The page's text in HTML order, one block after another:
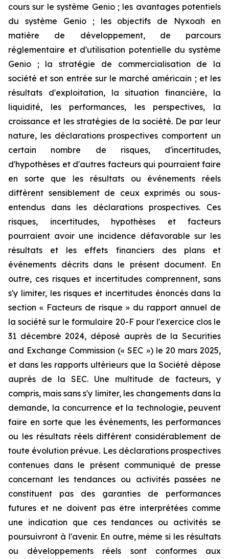
cours sur le système Genio ; les avantages potentiels
du système Genio ; les objectifs de Nyxoah en
matière de développement, de parcours
réglementaire et d'utilisation potentielle du système
Genio ; la stratégie de commercialisation de la
société et son entrée sur le marché américain ; et les
résultats d'exploitation, la situation financière, la
liquidité, les performances, les perspectives, la
croissance et les stratégies de la société. De par leur
nature, les déclarations prospectives comportent un
certain nombre de risques, d'incertitudes,
d'hypothèses et d'autres facteurs qui pourraient faire
en sorte que les résultats ou événements réels
diffèrent sensiblement de ceux exprimés ou sous-
entendus dans les déclarations prospectives. Ces
risques, incertitudes, hypothèses et facteurs
pourraient avoir une incidence défavorable sur les
résultats et les effets financiers des plans et
événements décrits dans le présent document. En
outre, ces risques et incertitudes comprennent, sans
s'y limiter, les risques et incertitudes énoncés dans la
section « Facteurs de risque » du rapport annuel de
la société sur le formulaire 20-F pour l'exercice clos le
31 décembre 2024, déposé auprès de la Securities
and Exchange Commission (« SEC ») le 20 mars 2025,
et dans les rapports ultérieurs que la Société dépose
auprès de la SEC. Une multitude de facteurs, y
compris, mais sans s'y limiter, les changements dans la
demande, la concurrence et la technologie, peuvent
faire en sorte que les événements, les performances
ou les résultats réels diffèrent considérablement de
toute évolution prévue. Les déclarations prospectives
contenues dans le présent communiqué de presse
concernant les tendances ou activités passées ne
constituent pas des garanties de performances
futures et ne doivent pas être interprétées comme
une indication que ces tendances ou activités se
poursuivront à l'avenir. En outre, même si les résultats
ou développements réels sont conformes aux